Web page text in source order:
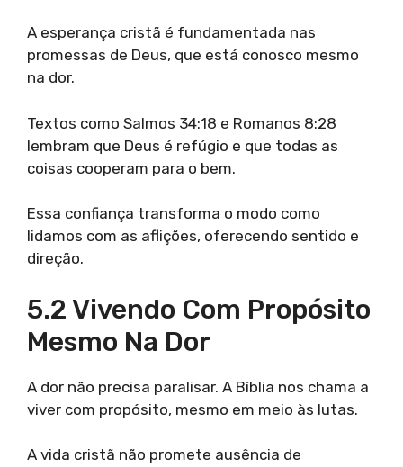
A esperança cristã é fundamentada nas
promessas de Deus, que está conosco mesmo
na dor.
Textos como Salmos 34:18 e Romanos 8:28
lembram que Deus é refúgio e que todas as
coisas cooperam para o bem.
Essa confiança transforma o modo como
lidamos com as aflições, oferecendo sentido e
direção.
5.2 Vivendo Com Propósito
Mesmo Na Dor
A dor não precisa paralisar. A Bíblia nos chama a
viver com propósito, mesmo em meio às lutas.
A vida cristã não promete ausência de